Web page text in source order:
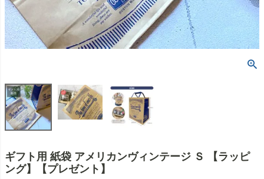
ギフト用 紙袋 アメリカンヴィンテージ Ｓ 【ラッピ
ング】【プレゼント】